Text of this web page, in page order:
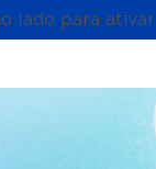
lado para ativar